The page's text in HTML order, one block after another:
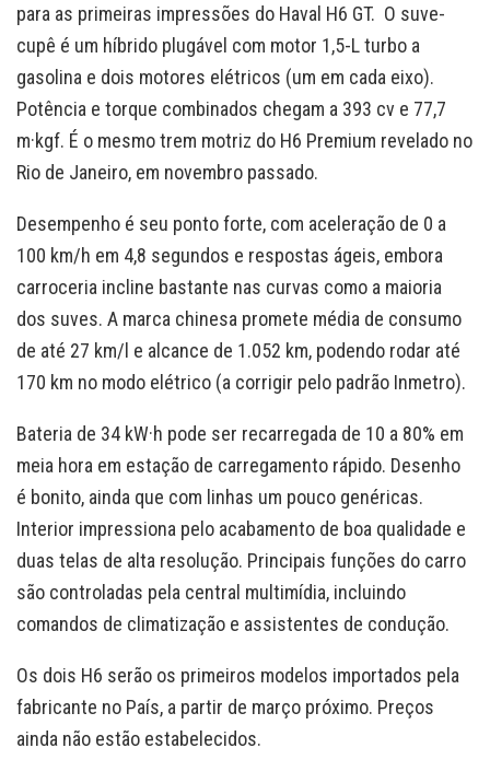
para as primeiras impressões do Haval H6 GT. O suve-
cupê é um híbrido plugável com motor 1,5-L turbo a
gasolina e dois motores elétricos (um em cada eixo).
Potência e torque combinados chegam a 393 cv e 77,7
m·kgf. É o mesmo trem motriz do H6 Premium revelado no
Rio de Janeiro, em novembro passado.
Desempenho é seu ponto forte, com aceleração de 0 a
100 km/h em 4,8 segundos e respostas ágeis, embora
carroceria incline bastante nas curvas como a maioria
dos suves. A marca chinesa promete média de consumo
de até 27 km/l e alcance de 1.052 km, podendo rodar até
170 km no modo elétrico (a corrigir pelo padrão Inmetro).
Bateria de 34 kW·h pode ser recarregada de 10 a 80% em
meia hora em estação de carregamento rápido. Desenho
é bonito, ainda que com linhas um pouco genéricas.
Interior impressiona pelo acabamento de boa qualidade e
duas telas de alta resolução. Principais funções do carro
são controladas pela central multimídia, incluindo
comandos de climatização e assistentes de condução.
Os dois H6 serão os primeiros modelos importados pela
fabricante no País, a partir de março próximo. Preços
ainda não estão estabelecidos.